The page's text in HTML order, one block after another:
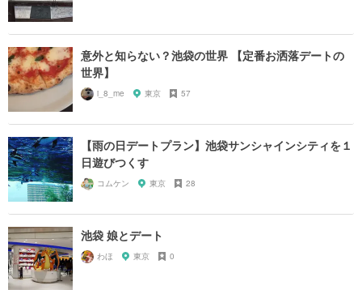
意外と知らない？池袋の世界 【定番お洒落デートの
世界】
i_8_me 東京 57
【雨の日デートプラン】池袋サンシャインシティを１
日遊びつくす
コムケン 東京 28
池袋 娘とデート
わほ 東京 0